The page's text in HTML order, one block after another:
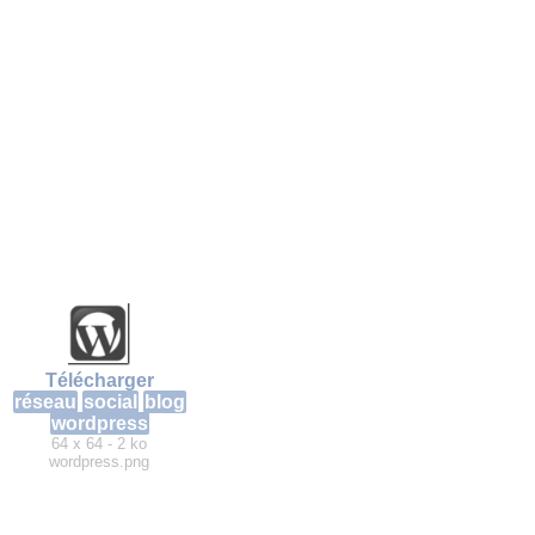
Télécharger
réseau social
blog
wordpress
64 x 64 - 2 ko
wordpress.png